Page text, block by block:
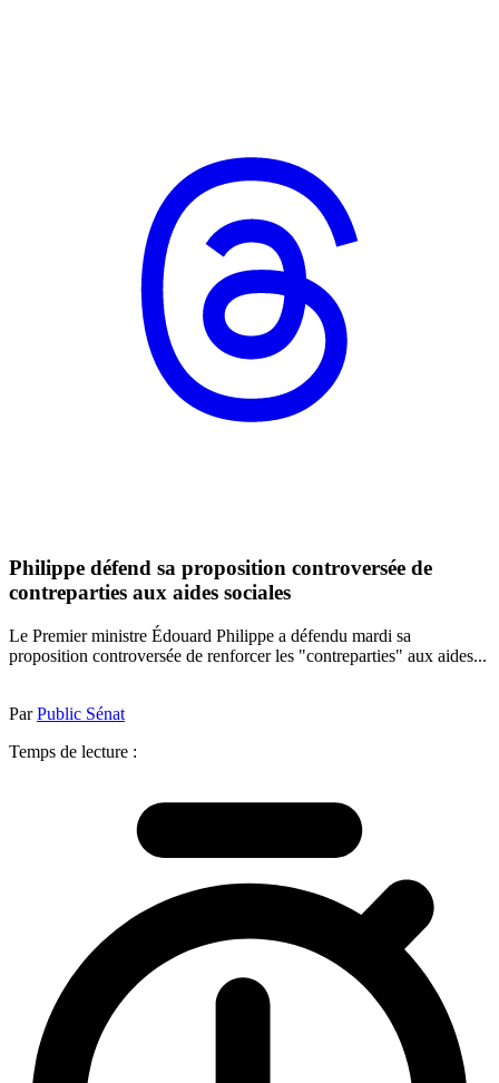
Philippe défend sa proposition controversée de
contreparties aux aides sociales
Le Premier ministre Édouard Philippe a défendu mardi sa
proposition controversée de renforcer les "contreparties" aux aides...
ParPublic Sénat
Temps de lecture :